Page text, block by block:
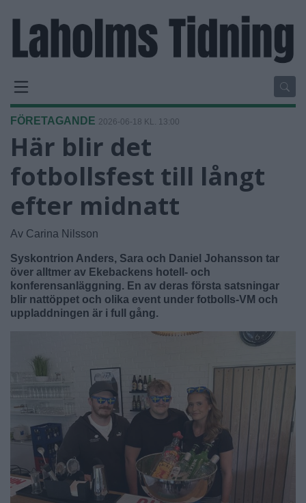
FÖRETAGANDE 2026-06-18 KL. 13:00
Här blir det
fotbollsfest till långt
efter midnatt
Av Carina Nilsson
Syskontrion Anders, Sara och Daniel Johansson tar
över alltmer av Ekebackens hotell- och
konferensanläggning. En av deras första satsningar
blir nattöppet och olika event under fotbolls-VM och
uppladdningen är i full gång.